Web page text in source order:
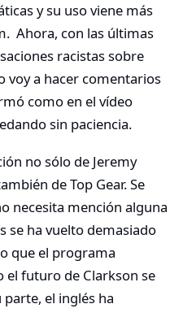
y su uso viene más
Ahora, con las últimas
racistas sobre
voy a hacer comentarios
como en el vídeo
sin paciencia.
no sólo de Jeremy
de Top Gear. Se
necesita mención alguna
se ha vuelto demasiado
que el programa
el futuro de Clarkson se
el inglés ha